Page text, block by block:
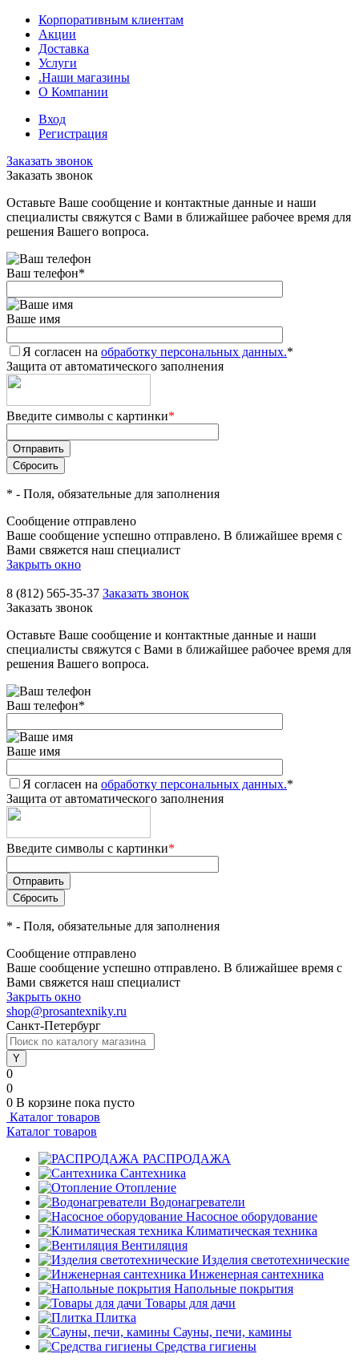
Корпоративным клиентам
Акции
Доставка
Услуги
.Наши магазины
О Компании
Вход
Регистрация
Заказать звонок
Заказать звонок
Оставьте Ваше сообщение и контактные данные и наши
специалисты свяжутся с Вами в ближайшее рабочее время для
решения Вашего вопроса.
Ваш телефон*
Ваше имя
Я согласен на обработку персональных данных.*
Защита от автоматического заполнения
Введите символы с картинки*
* - Поля, обязательные для заполнения
Сообщение отправлено
Ваше сообщение успешно отправлено. В ближайшее время с
Вами свяжется наш специалист
Закрыть окно
8 (812) 565-35-37 Заказать звонок
Заказать звонок
Оставьте Ваше сообщение и контактные данные и наши
специалисты свяжутся с Вами в ближайшее рабочее время для
решения Вашего вопроса.
Ваш телефон*
Ваше имя
Я согласен на обработку персональных данных.*
Защита от автоматического заполнения
Введите символы с картинки*
* - Поля, обязательные для заполнения
Сообщение отправлено
Ваше сообщение успешно отправлено. В ближайшее время с
Вами свяжется наш специалист
Закрыть окно
shop@prosantexniky.ru
Санкт-Петербург
0
0
0 В корзине пока пусто
Каталог товаров
Каталог товаров
РАСПРОДАЖА
Сантехника
Отопление
Водонагреватели
Насосное оборудование
Климатическая техника
Вентиляция
Изделия светотехнические
Инженерная сантехника
Напольные покрытия
Товары для дачи
Плитка
Сауны, печи, камины
Средства гигиены